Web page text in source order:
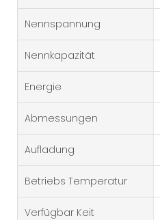
Nennspannung
Nennkapazität
Energie
Abmessungen
Aufladung
Betriebs Temperatur
Verfügbar Keit